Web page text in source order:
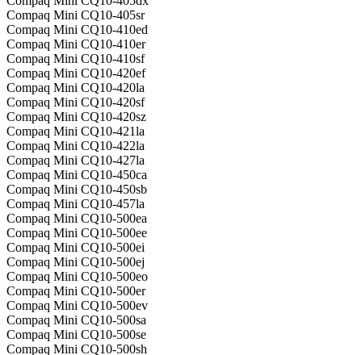
Compaq Mini CQ10-405sr
Compaq Mini CQ10-410ed
Compaq Mini CQ10-410er
Compaq Mini CQ10-410sf
Compaq Mini CQ10-420ef
Compaq Mini CQ10-420la
Compaq Mini CQ10-420sf
Compaq Mini CQ10-420sz
Compaq Mini CQ10-421la
Compaq Mini CQ10-422la
Compaq Mini CQ10-427la
Compaq Mini CQ10-450ca
Compaq Mini CQ10-450sb
Compaq Mini CQ10-457la
Compaq Mini CQ10-500ea
Compaq Mini CQ10-500ee
Compaq Mini CQ10-500ei
Compaq Mini CQ10-500ej
Compaq Mini CQ10-500eo
Compaq Mini CQ10-500er
Compaq Mini CQ10-500ev
Compaq Mini CQ10-500sa
Compaq Mini CQ10-500se
Compaq Mini CQ10-500sh